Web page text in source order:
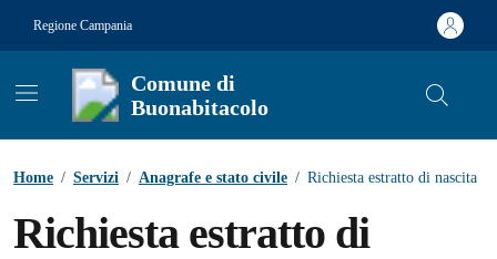
Regione Campania
Comune di
Buonabitacolo
Home / Servizi / Anagrafe e stato civile / Richiesta estratto di nascita
Richiesta estratto di